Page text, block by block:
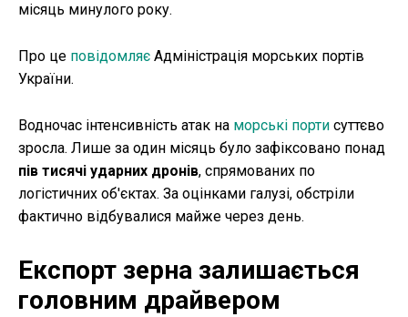
місяць минулого року.
Про це повідомляє Адміністрація морських портів
України.
Водночас інтенсивність атак на морські порти суттєво
зросла. Лише за один місяць було зафіксовано понад
пів тисячі ударних дронів, спрямованих по
логістичних об'єктах. За оцінками галузі, обстріли
фактично відбувалися майже через день.
Експорт зерна залишається
головним драйвером